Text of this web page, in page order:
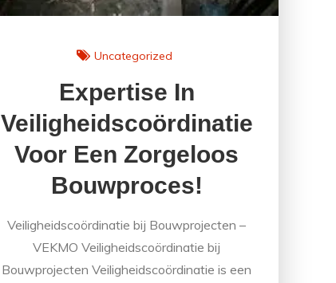
Uncategorized
Expertise In
Veiligheidscoördinatie
Voor Een Zorgeloos
Bouwproces!
Veiligheidscoördinatie bij Bouwprojecten –
VEKMO Veiligheidscoördinatie bij
Bouwprojecten Veiligheidscoördinatie is een